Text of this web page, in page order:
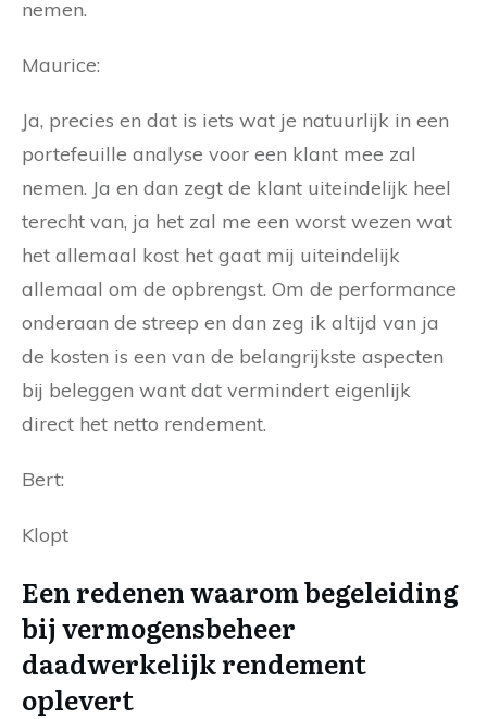
nemen.
Maurice:
Ja, precies en dat is iets wat je natuurlijk in een
portefeuille analyse voor een klant mee zal
nemen. Ja en dan zegt de klant uiteindelijk heel
terecht van, ja het zal me een worst wezen wat
het allemaal kost het gaat mij uiteindelijk
allemaal om de opbrengst. Om de performance
onderaan de streep en dan zeg ik altijd van ja
de kosten is een van de belangrijkste aspecten
bij beleggen want dat vermindert eigenlijk
direct het netto rendement.
Bert:
Klopt
Een redenen waarom begeleiding
bij vermogensbeheer
daadwerkelijk rendement
oplevert